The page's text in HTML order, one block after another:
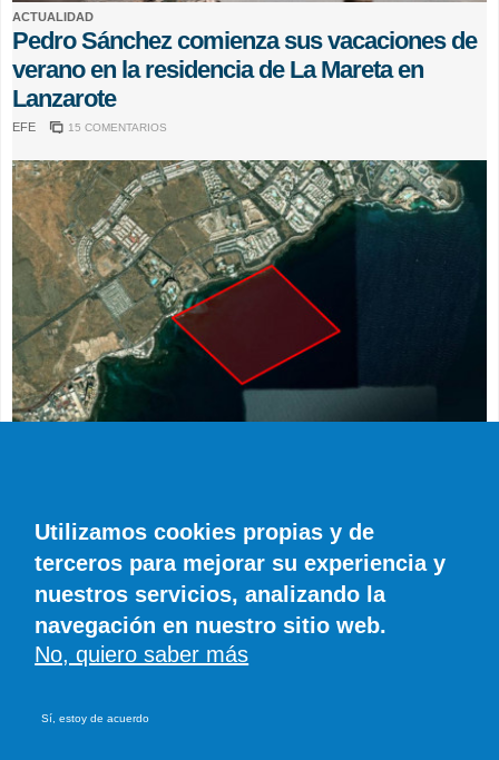
ACTUALIDAD
Pedro Sánchez comienza sus vacaciones de
verano en la residencia de La Mareta en
Lanzarote
EFE 15 COMENTARIOS
Residencia de La Mareta hasta el 24 de
agosto por las vacaciones de Pedro Sánchez
Diario de Lanzarote 23 COMENTARIOS
Utilizamos cookies propias y de
terceros para mejorar su experiencia y
nuestros servicios, analizando la
navegación en nuestro sitio web.
No, quiero saber más
Sí, estoy de acuerdo